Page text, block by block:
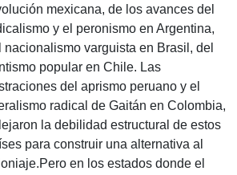
mexicana, de los avances del
y el peronismo en Argentina,
nacionalismo varguista en Brasil, del
popular en Chile. Las
del aprismo peruano y el
radical de Gaitán en Colombia,
la debilidad estructural de estos
para construir una alternativa al
Pero en los estados donde el